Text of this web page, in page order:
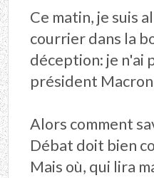
Ce matin, je suis
courrier dans la
déception: je n'ai
président
Alors comment
Débat doit bien
Mais où, qui lira